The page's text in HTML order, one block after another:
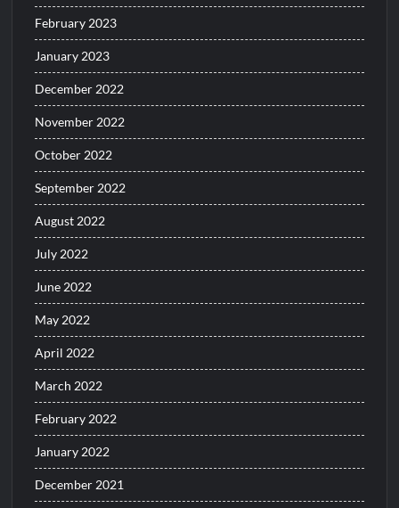
February 2023
January 2023
December 2022
November 2022
October 2022
September 2022
August 2022
July 2022
June 2022
May 2022
April 2022
March 2022
February 2022
January 2022
December 2021